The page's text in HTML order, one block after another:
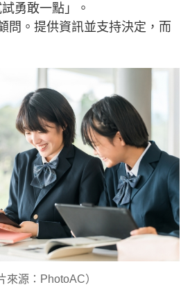
勇敢一點」。
問。提供資訊並支持決定，而
來源：PhotoAC）